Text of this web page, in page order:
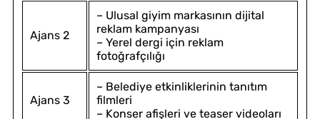
Ajans 2
– Ulusal giyim markasının dijital
reklam kampanyası
– Yerel dergi için reklam
fotoğrafçılığı
Ajans 3
– Belediye etkinliklerinin tanıtım
filmleri
– Konser afişleri ve teaser videoları